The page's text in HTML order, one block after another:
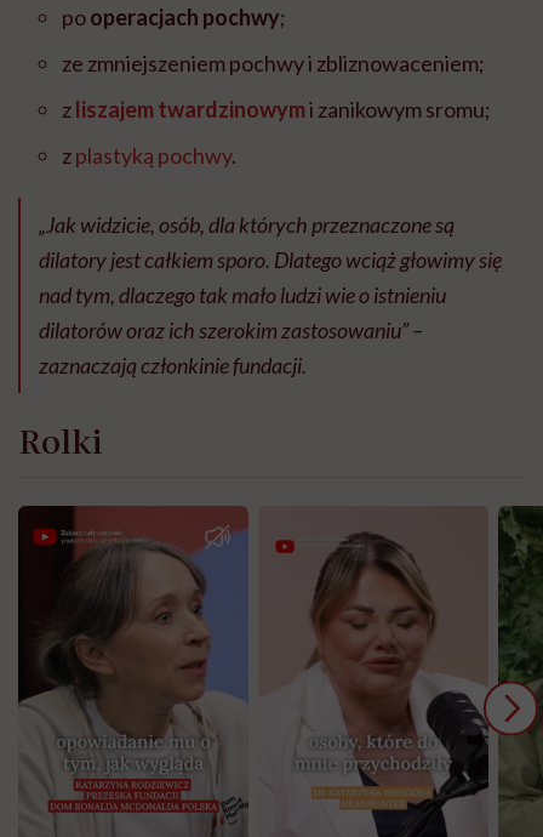
pooperacjach pochwy;
ze zmniejszeniem pochwy i zbliznowaceniem;
zliszajem twardzinowymi zanikowym sromu;
zplastyką pochwy.
„Jak widzicie, osób, dla których przeznaczone są
dilatory jest całkiem sporo. Dlatego wciąż głowimy się
nad tym, dlaczego tak mało ludzi wie o istnieniu
dilatorów oraz ich szerokim zastosowaniu” –
zaznaczają członkinie fundacji.
Rolki